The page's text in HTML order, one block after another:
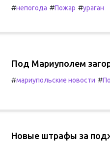
#непогода #Пожар #ураган
Под Мариуполем
#мариупольские новости #
Новые штрафы за